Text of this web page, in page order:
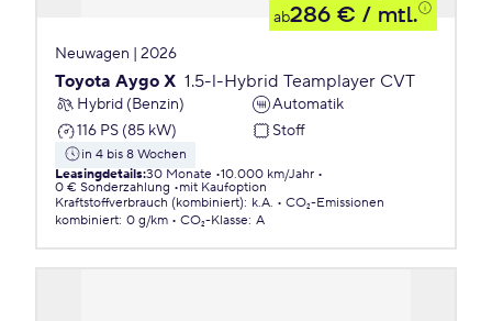
ab286 € / mtl.
Neuwagen | 2026
Toyota Aygo X 1.5-l-Hybrid Teamplayer CVT
Hybrid (Benzin)
Automatik
116 PS (85 kW)
Stoff
in 4 bis 8 Wochen
Leasingdetails:30 Monate 10.000 km/Jahr
0 € Sonderzahlung
mit Kaufoption
Kraftstoffverbrauch (kombiniert): k.A.
CO₂-Emissionen
kombiniert: 0 g/km CO₂-Klasse: A